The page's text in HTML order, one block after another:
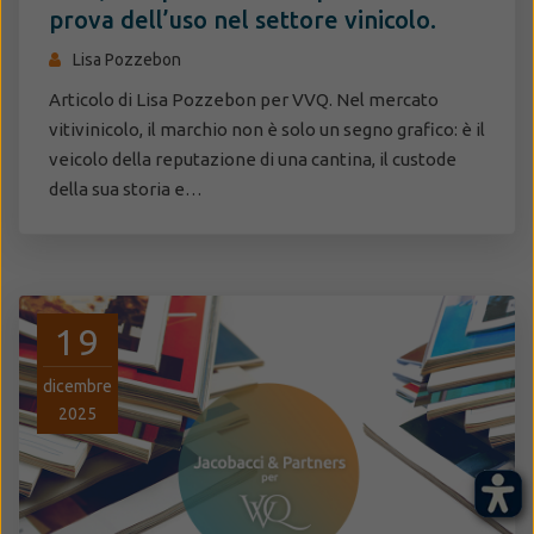
prova dell’uso nel settore vinicolo.
Lisa Pozzebon
Articolo di Lisa Pozzebon per VVQ. Nel mercato
vitivinicolo, il marchio non è solo un segno grafico: è il
veicolo della reputazione di una cantina, il custode
della sua storia e…
19
dicembre
2025